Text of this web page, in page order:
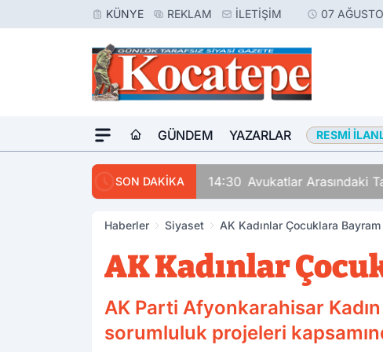
KÜNYE REKLAM İLETIŞIM 07
GÜNDEM YAZARLAR RESMI
SON DAKİKA 14:30 Avukatlar Arasındaki
Haberler Siyaset AK Kadınlar Çocuklara
AK Kadınlar
AK Parti Afyonkarahisar
sorumluluk projeleri